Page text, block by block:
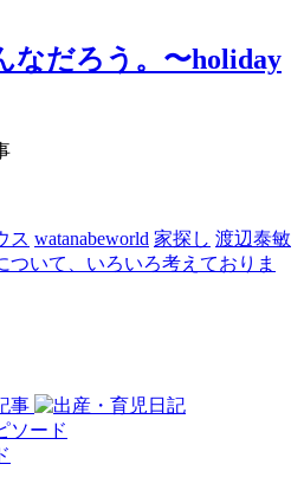
なだろう。〜holiday
ス watanabeworld 家探し 渡辺泰敏
ついて、いろいろ考えておりま